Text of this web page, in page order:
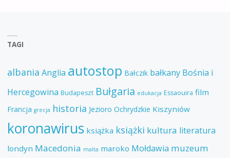
TAGI
albania Anglia autostop Bałczik bałkany Bośnia i
Hercegowina Budapeszt Bułgaria edukacja Essaouira film
Francja grecja historia Jezioro Ochrydzkie Kiszyniów
koronawirus książka książki kultura literatura
londyn Macedonia malta maroko Mołdawia muzeum